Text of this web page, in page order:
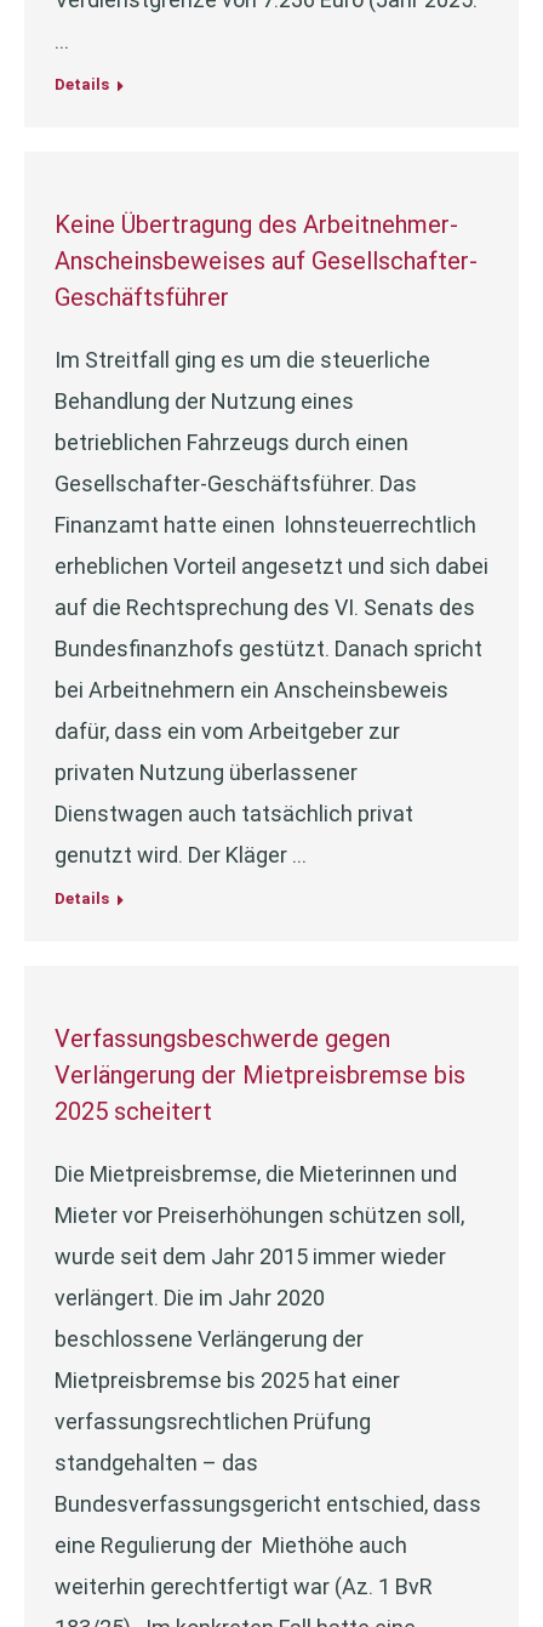
…
Details
Keine Übertragung des Arbeitnehmer-
Anscheinsbeweises auf Gesellschafter-
Geschäftsführer
Im Streitfall ging es um die steuerliche
Behandlung der Nutzung eines
betrieblichen Fahrzeugs durch einen
Gesellschafter-Geschäftsführer. Das
Finanzamt hatte einen lohnsteuerrechtlich
erheblichen Vorteil angesetzt und sich dabei
auf die Rechtsprechung des VI. Senats des
Bundesfinanzhofs gestützt. Danach spricht
bei Arbeitnehmern ein Anscheinsbeweis
dafür, dass ein vom Arbeitgeber zur
privaten Nutzung überlassener
Dienstwagen auch tatsächlich privat
genutzt wird. Der Kläger …
Details
Verfassungsbeschwerde gegen
Verlängerung der Mietpreisbremse bis
2025 scheitert
Die Mietpreisbremse, die Mieterinnen und
Mieter vor Preiserhöhungen schützen soll,
wurde seit dem Jahr 2015 immer wieder
verlängert. Die im Jahr 2020
beschlossene Verlängerung der
Mietpreisbremse bis 2025 hat einer
verfassungsrechtlichen Prüfung
standgehalten – das
Bundesverfassungsgericht entschied, dass
eine Regulierung der Miethöhe auch
weiterhin gerechtfertigt war (Az. 1 BvR